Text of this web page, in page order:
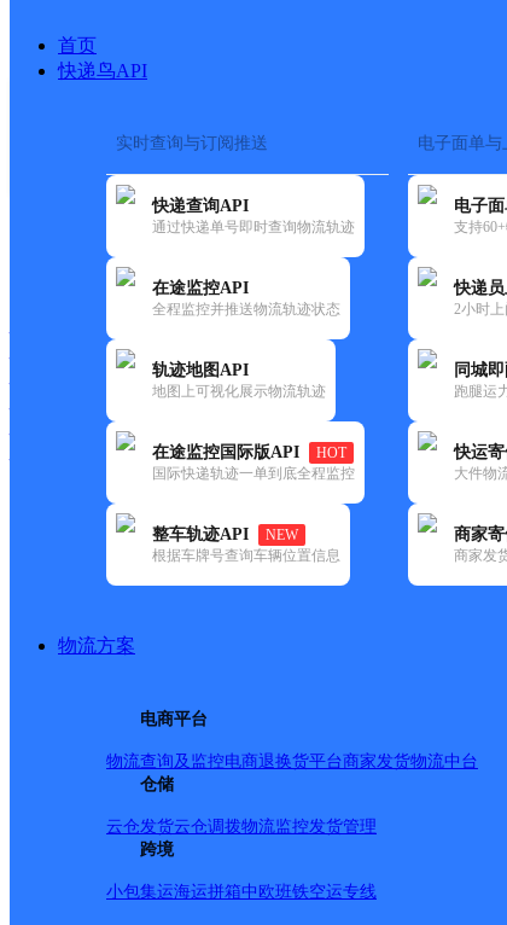
首页
快递鸟API
实时查询与订阅推送
快递查询API
通过快递单号即时查询物流轨迹
在途监控API
全程监控并推送物流轨迹状态
轨迹地图API
地图上可视化展示物流轨迹
在途监控国际版API
HOT
国际快递轨迹一单到底全程监控
整车轨迹API
NEW
根据车牌号查询车辆位置信息
电子面单与
电子
支持
快递
2小时
同城
跑腿运
快运
大件物
商家
商家发
物流方案
电商平台
物流查询及监控电商退换货平台商家发货物流中台
仓储
云仓发货云仓调拨物流监控发货管理
跨境
小包集运海运拼箱中欧班铁空运专线
快递大全 > 快递网点
快递大全 快运大全
城市：孝感市 ✕ 快递：申通快递 ✕ 地区：汉川市 ✕
地区:
不限 安陆市(2)
湖北汉川公司
更多号码地址：汉川市人民大道（公安局对面）
派送范围:市区、汉川经济开发区、城关镇、马口镇、沉
湖北汉川公司
更多号码地址：汉川市人民大道（公安局对面）